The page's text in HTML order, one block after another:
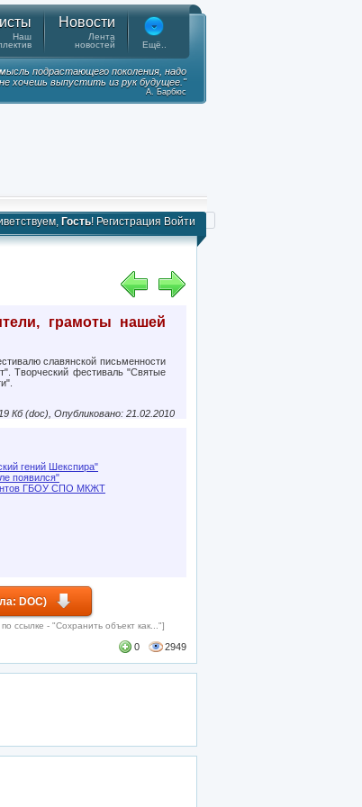
Наш
Новости
Лента
новостей
Ещё..
подрастающего поколения, надо
хочешь выпустить из рук будущее."
А. Барбюс
Гость! Регистрация Войти
грамоты нашей
славянской письменности
Творческий фестиваль "Святые
Кб (doc), Опубликовано: 21.02.2010
гений Шекспира"
появился"
ГБОУ СПО МКЖТ
DOC)
ссылке - "Сохранить объект как..."]
0 2949